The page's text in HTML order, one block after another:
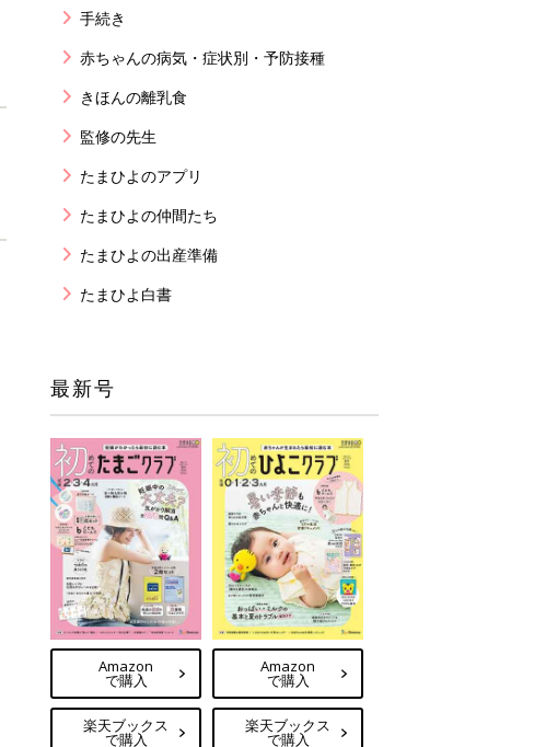
手続き
赤ちゃんの病気・症状別・予防接種
きほんの離乳食
監修の先生
たまひよのアプリ
たまひよの仲間たち
たまひよの出産準備
たまひよ白書
最新号
Amazon
で購入
楽天ブックス
で購入
Amazon
で購入
楽天ブックス
で購入